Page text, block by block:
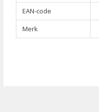
EAN-code
Merk